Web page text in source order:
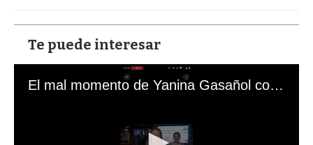
Te puede interesar
El mal momento de Yanina Gasañol con un hincha argentino en "Subrayado"